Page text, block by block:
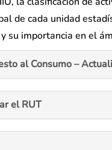
de cada unidad
su importancia en el
al Consumo –
el RUT